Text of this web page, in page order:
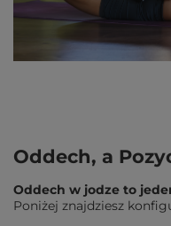
Oddech, a
Oddech w jodze to
Poniżej znajdziesz